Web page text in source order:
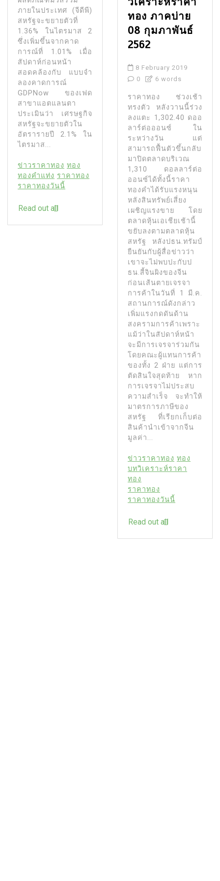
ภายในประเทศ (จีดีพี)
สหรัฐจะขยายตัวที่
1.36% ในไตรมาส 2
ซึ่งเพิ่มขึ้นจากคาด
การณ์ที่ 1.01% เมื่อ
สัปดาห์ก่อนหน้า
สอดคล้องกับ แบบจํา
ลองคาดการณ์
GDPNow ของเฟด
สาขาแอตแลนตา
ประเมินว่า เศรษฐกิจ
สหรัฐจะขยายตัวใน
อัตรารายปี 2.1% ใน
ไตรมาส...
ข่าวราคาทอง ทอง
ทองคำแท่ง ราคาทอง
ราคาทองวันนี้
Read out all
ทอง ภาคบ่าย
08 กุมภาพันธ์
2562
8 February 2019
0
6 words
ราคาทอง ช่วงเช้า
ทรงตัว หลังวานนี้ร่วง
ลงแตะ 1,302.40 ดออ
ลาร์ต่อออนซ์ ใน
ระหว่างวัน แต่
สามารถฟื้นตัวขึ้นกลับ
มาปิดตลาดบริเวณ
1,310 ดอลลาร์ต่อ
ออนซ์ได้ทั้งนี้ราคา
ทองคำได้รับแรงหนุน
หลังสินทรัพย์เสี่ยง
เผชิญแรงขาย โดย
ตลาดหุ้นเอเชียเช้านี้
ขยับลงตามตลาดหุ้น
สหรัฐ หลังปธน.ทรัมป์
ยืนยันกับผู้สื่อข่าวว่า
เขาจะไม่พบปะกับป
ธน.สี้จินผิงของจีน
ก่อนเส้นตายเจรจา
การค้าในวันที่ 1 มี.ค.
สถานการณ์ดังกล่าว
เพิ่มแรงกดดันด้าน
สงครามการค้าเพราะ
แม้ว่าในสัปดาห์หน้า
จะมีการเจรจาร่วมกัน
โดยคณะผู้แทนการค้า
ของทั้ง 2 ฝ่าย แต่การ
ตัดสินใจสุดท้าย หาก
การเจรจาไม่ประสบ
ความสําเร็จ จะทําให้
มาตรการภาษีของ
สหรัฐ ที่เรียกเก็บต่อ
สินค้านําเข้าจากจีน
มูลค่า...
ข่าวราคาทอง ทอง
บทวิเคราะห์ราคา
ทอง
ราคาทอง
ราคาทองวันนี้
Read out all